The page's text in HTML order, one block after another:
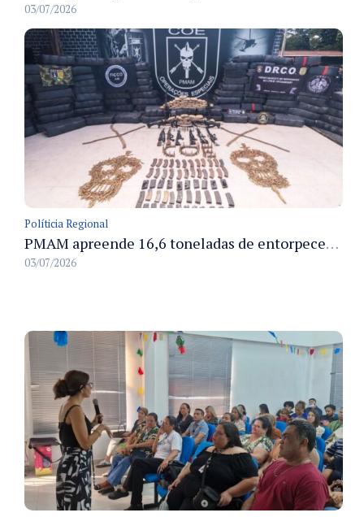
03/07/2026
Políticia Regional
PMAM apreende 16,6 toneladas de entorpecentes e registra aumento nas prisões em flagrante e nas capturas de foragidos no primeiro semestre de 2026
03/07/2026